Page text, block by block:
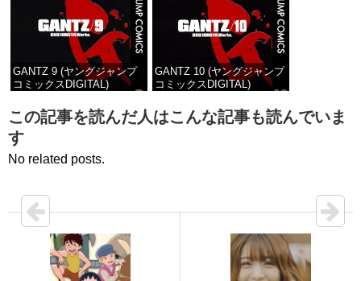
GANTZ 9 (ヤングジャンプ
コミックスDIGITAL)
価格：¥100
GANTZ 10 (ヤングジャンプ
コミックスDIGITAL)
価格：¥100
この記事を読んだ人はこんな記事も読んでいま
す
No related posts.